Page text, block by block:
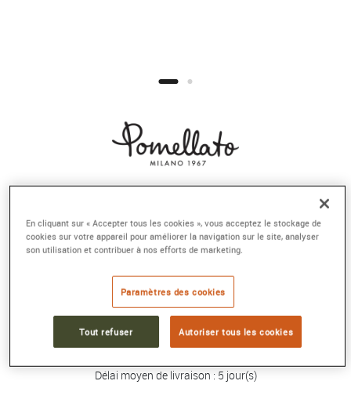
BAGUE NUDO CLASSIC
Or rose 18kt, or blanc 18kt, prasiolite
Collection :NUDO
3 000 €
Délai moyen de livraison : 5 jour(s)
En cliquant sur « Accepter tous les cookies », vous acceptez le stockage de
cookies sur votre appareil pour améliorer la navigation sur le site, analyser
son utilisation et contribuer à nos efforts de marketing.
Paramètres des cookies
Tout refuser Autoriser tous les cookies